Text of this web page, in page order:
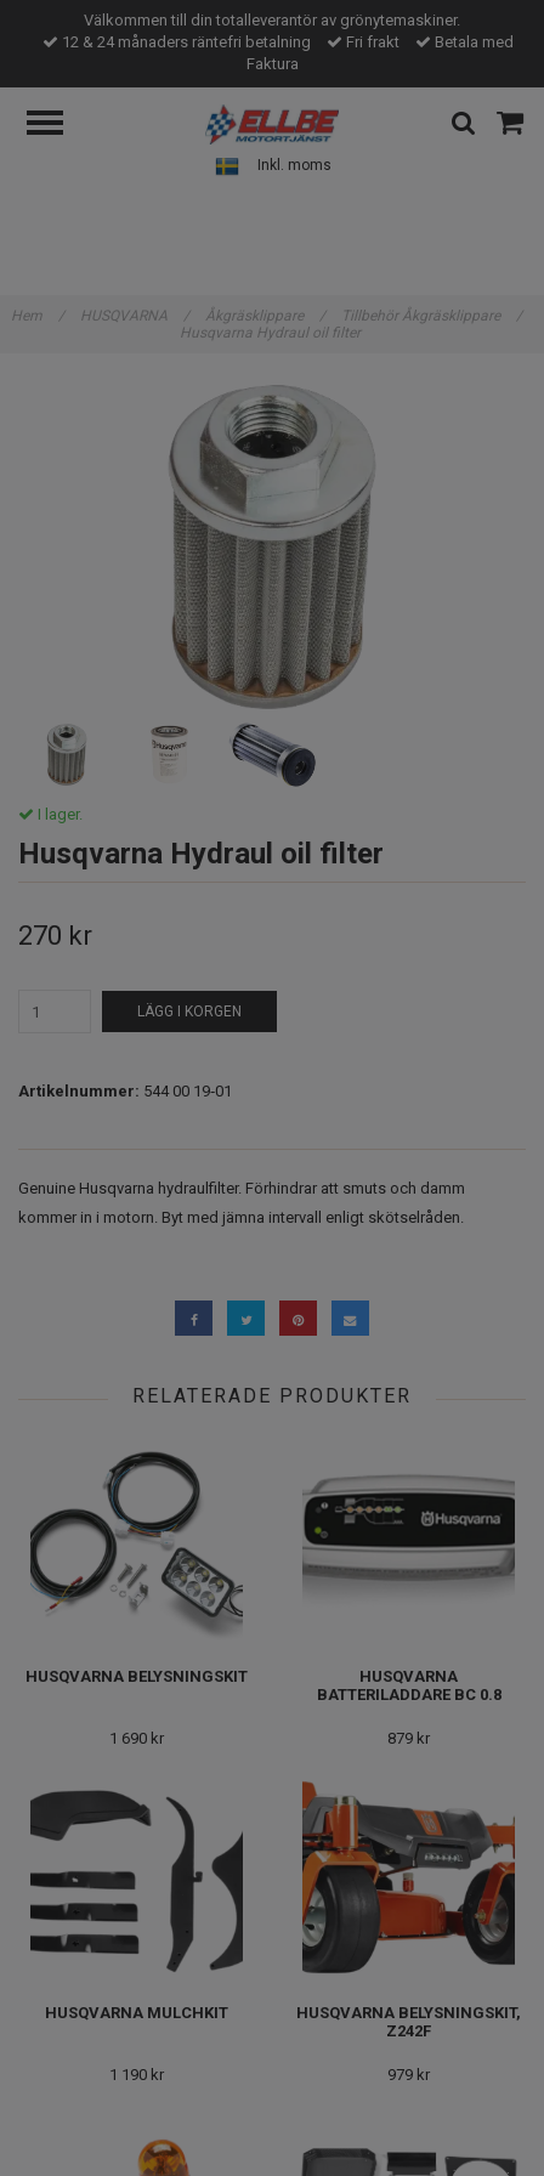
Välkommen till din totalleverantör av grönytemaskiner.
12 & 24 månaders räntefri betalning
Fri frakt
Betala med
Faktura
Inkl. moms
Hem / HUSQVARNA / Åkgräsklippare / Tillbehör Åkgräsklippare
/
Husqvarna Hydraul oil filter
I lager.
Husqvarna Hydraul oil filter
270 kr
LÄGG I KORGEN
Artikelnummer: 544 00 19‑01
Genuine Husqvarna hydraulfilter. Förhindrar att smuts och damm
kommer in i motorn. Byt med jämna intervall enligt skötselråden.
RELATERADE PRODUKTER
HUSQVARNA BELYSNINGSKIT
1 690 kr
HUSQVARNA
BATTERILADDARE BC 0.8
879 kr
HUSQVARNA MULCHKIT
1 190 kr
HUSQVARNA BELYSNINGSKIT,
Z242F
979 kr